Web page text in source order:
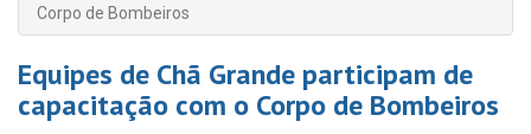
Corpo de Bombeiros
Equipes de Chã Grande participam de
capacitação com o Corpo de Bombeiros